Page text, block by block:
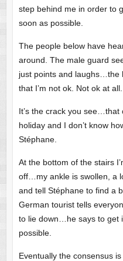
step behind me in order to
soon as possible.
The people below have
around. The male guard
just points and laughs…the
that I’m not ok. Not ok at all.
It’s the crack you see…that
holiday and I don’t know
Stéphane.
At the bottom of the stairs
off…my ankle is swollen, a
and tell Stéphane to find a
German tourist tells
to lie down…he says to get
possible.
Eventually the consensus